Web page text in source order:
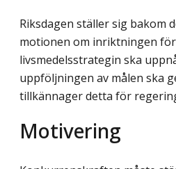
Riksdagen ställer sig bakom
motionen om inriktningen
livsmedelsstrategin ska
uppföljningen av målen ska
tillkännager detta för
Motivering